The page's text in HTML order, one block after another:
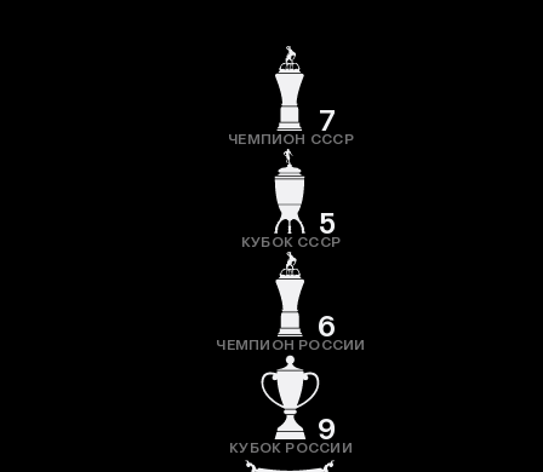
7
ЧЕМПИОН СССР
5
КУБОК СССР
6
ЧЕМПИОН РОССИИ
9
КУБОК РОССИИ